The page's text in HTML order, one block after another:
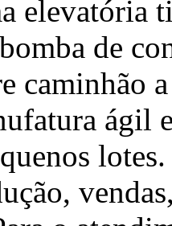
elevatória
de
caminhão
ágil